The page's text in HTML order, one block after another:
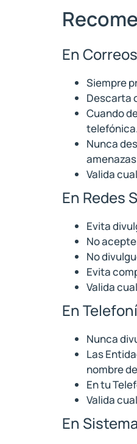
En
Siempre
Descarta
Cuando
Nunca
Valida
En Redes
Evita
No
No
Evita
Valida
En
Nunca
Las
nombre
En tu
Valida
En